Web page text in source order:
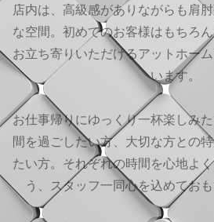
店内は、高級感がありながらも肩
な空間。初めてのお客様はもちろ
お立ち寄りいただけるアットホー
います。
お仕事帰りにゆっくり一杯楽しみ
間を過ごしたい方、大切な方との
たい方。それぞれの時間を心地よ
う、スタッフ一同心を込めてお